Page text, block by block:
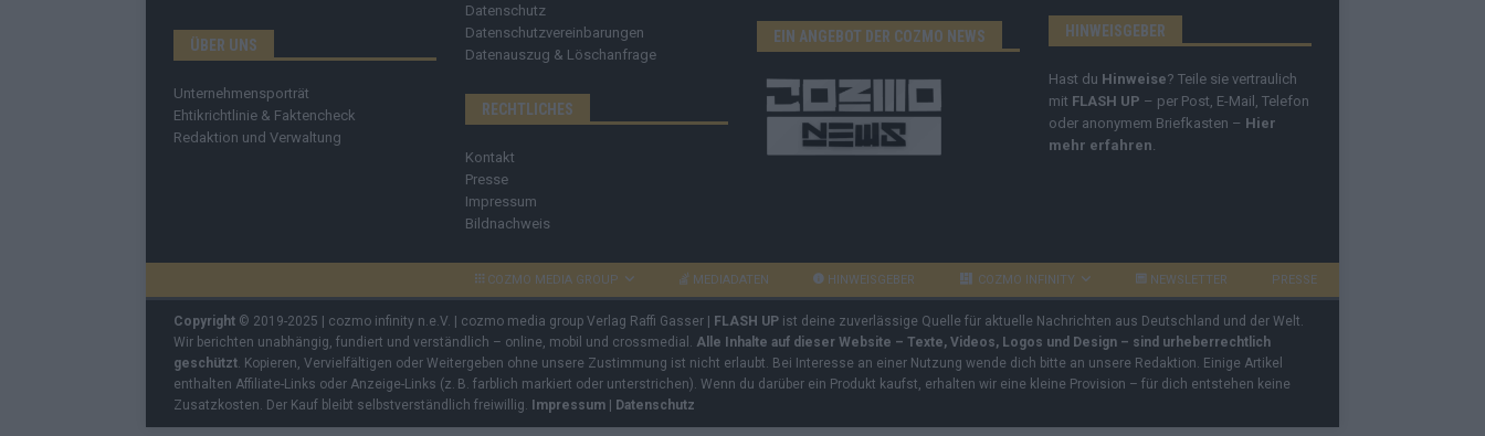
ÜBER UNS
Unternehmensporträt
Ehtikrichtlinie & Faktencheck
Redaktion und Verwaltung
Datenschutz
Datenschutzvereinbarungen
Datenauszug & Löschanfrage
RECHTLICHES
Kontakt
Presse
Impressum
Bildnachweis
EIN ANGEBOT DER COZMO NEWS HINWEISGEBER
Hast du Hinweise? Teile sie vertraulich
mit FLASH UP – per Post, E-Mail, Telefon
oder anonymem Briefkasten – Hier
mehr erfahren.
COZMO MEDIA GROUP MEDIADATEN HINWEISGEBER COZMO INFINITY NEWSLETTER PRESSE
Copyright © 2019-2025 | cozmo infinity n.e.V. | cozmo media group Verlag Raffi Gasser | FLASH UP ist deine zuverlässige Quelle für aktuelle Nachrichten aus Deutschland und der Welt.
Wir berichten unabhängig, fundiert und verständlich – online, mobil und crossmedial. Alle Inhalte auf dieser Website – Texte, Videos, Logos und Design – sind urheberrechtlich
geschützt. Kopieren, Vervielfältigen oder Weitergeben ohne unsere Zustimmung ist nicht erlaubt. Bei Interesse an einer Nutzung wende dich bitte an unsere Redaktion. Einige Artikel
enthalten Affiliate-Links oder Anzeige-Links (z. B. farblich markiert oder unterstrichen). Wenn du darüber ein Produkt kaufst, erhalten wir eine kleine Provision – für dich entstehen keine
Zusatzkosten. Der Kauf bleibt selbstverständlich freiwillig.
Impressum Datenschutz